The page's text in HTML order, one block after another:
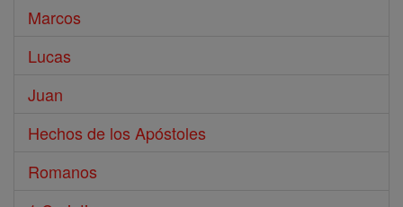
Marcos
Lucas
Juan
Hechos de los Apóstoles
Romanos